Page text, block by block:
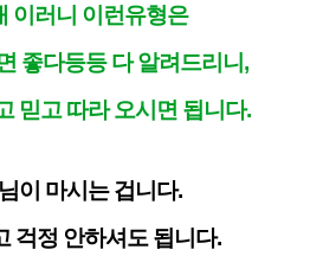
이러니 이런유형은
좋다등등 다 알려드리니,
믿고 따라 오시면 됩니다.
이 마시는 겁니다.
걱정 안하셔도 됩니다.